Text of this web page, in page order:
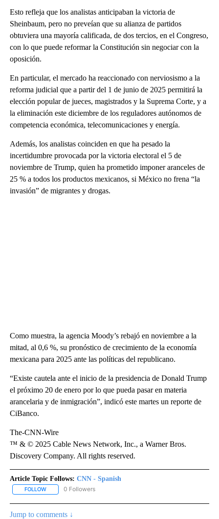
Esto refleja que los analistas anticipaban la victoria de
Sheinbaum, pero no preveían que su alianza de partidos
obtuviera una mayoría calificada, de dos tercios, en el Congreso,
con lo que puede reformar la Constitución sin negociar con la
oposición.
En particular, el mercado ha reaccionado con nerviosismo a la
reforma judicial que a partir del 1 de junio de 2025 permitirá la
elección popular de jueces, magistrados y la Suprema Corte, y a
la eliminación este diciembre de los reguladores autónomos de
competencia económica, telecomunicaciones y energía.
Además, los analistas coinciden en que ha pesado la
incertidumbre provocada por la victoria electoral el 5 de
noviembre de Trump, quien ha prometido imponer aranceles de
25 % a todos los productos mexicanos, si México no frena “la
invasión” de migrantes y drogas.
Como muestra, la agencia Moody’s rebajó en noviembre a la
mitad, al 0,6 %, su pronóstico de crecimiento de la economía
mexicana para 2025 ante las políticas del republicano.
“Existe cautela ante el inicio de la presidencia de Donald Trump
el próximo 20 de enero por lo que pueda pasar en materia
arancelaria y de inmigración”, indicó este martes un reporte de
CiBanco.
The-CNN-Wire
™ & © 2025 Cable News Network, Inc., a Warner Bros.
Discovery Company. All rights reserved.
Article Topic Follows: CNN - Spanish
FOLLOW FOLLOW "CNN - SPANISH" TO RECEIVE NOTIFICATIONS ABOUT
0 Followers
Jump to comments ↓